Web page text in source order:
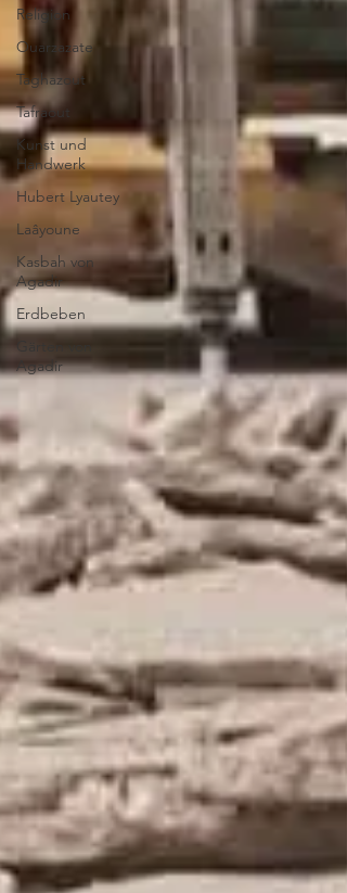
Religion
Ouarzazate
Taghazout
Tafraout
Kunst und
Handwerk
Hubert Lyautey
Laâyoune
Kasbah von
Agadir
Erdbeben
Gärten von
Agadir